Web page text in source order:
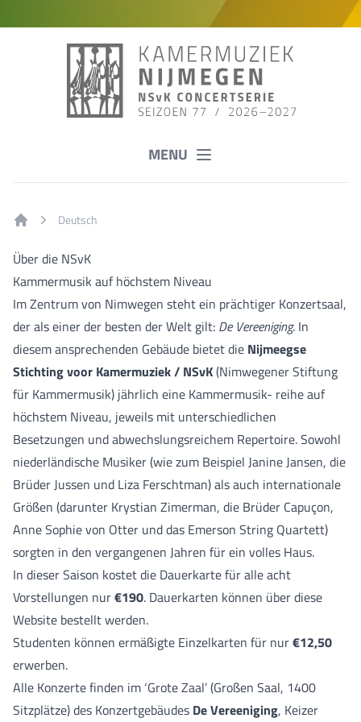
MENU
Deutsch
Über die NSvK
Kammermusik auf höchstem Niveau
Im Zentrum von Nimwegen steht ein prächtiger Konzertsaal,
der als einer der besten der Welt gilt: De Vereeniging. In
diesem ansprechenden Gebäude bietet die Nijmeegse
Stichting voor Kamermuziek / NSvK(Nimwegener Stiftung
für Kammermusik) jährlich eine Kammermusik- reihe auf
höchstem Niveau, jeweils mit unterschiedlichen
Besetzungen und abwechslungsreichem Repertoire. Sowohl
niederländische Musiker (wie zum Beispiel Janine Jansen, die
Brüder Jussen und Liza Ferschtman) als auch internationale
Größen (darunter Krystian Zimerman, die Brüder Capuçon,
Anne Sophie von Otter und das Emerson String Quartett)
sorgten in den vergangenen Jahren für ein volles Haus.
In dieser Saison kostet die Dauerkarte für alle acht
Vorstellungen nur€190. Dauerkarten können über diese
Website bestellt werden.
Studenten können ermäßigte Einzelkarten für nur€12,50
erwerben.
Alle Konzerte finden im ‘Grote Zaal’ (Großen Saal, 1400
Sitzplätze) des Konzertgebäudes De Vereeniging, Keizer